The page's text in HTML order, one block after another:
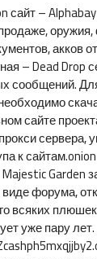
сайт –
акков
– Dead Drop
сообщений.
сайте
сервера,
к
Garden
форума,
всяких
уже пару